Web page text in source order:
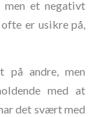
et negativt
er usikre på,
andre, men
med at
det svært med